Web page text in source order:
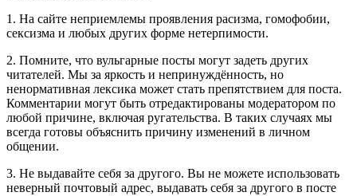
1. На сайте неприемлемы проявления расизма, гомофобии,
сексизма и любых других форме нетерпимости.
2. Помните, что вульгарные посты могут задеть других
читателей. Мы за яркость и непринуждённость, но
ненормативная лексика может стать препятствием для поста.
Комментарии могут быть отредактированы модератором по
любой причине, включая ругательства. В таких случаях мы
всегда готовы объяснить причину изменений в личном
общении.
3. Не выдавайте себя за другого. Вы не можете использовать
неверный почтовый адрес, выдавать себя за другого в посте